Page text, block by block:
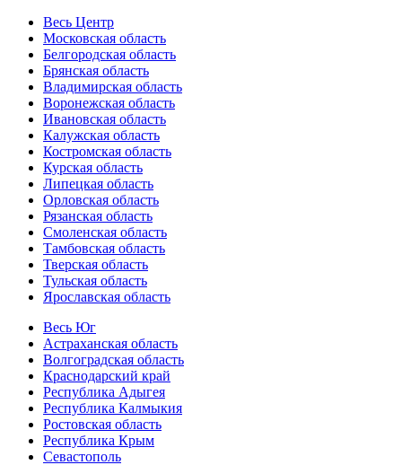
Весь Центр
Московская область
Белгородская область
Брянская область
Владимирская область
Воронежская область
Ивановская область
Калужская область
Костромская область
Курская область
Липецкая область
Орловская область
Рязанская область
Смоленская область
Тамбовская область
Тверская область
Тульская область
Ярославская область
Весь Юг
Астраханская область
Волгоградская область
Краснодарский край
Республика Адыгея
Республика Калмыкия
Ростовская область
Республика Крым
Севастополь